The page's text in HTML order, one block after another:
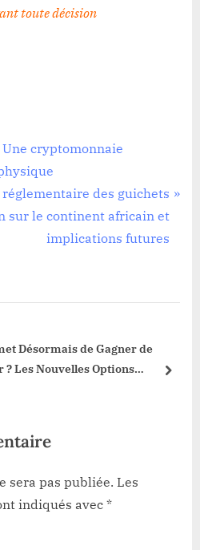
toute décision
Une cryptomonnaie
réglementaire des guichets
sur le continent africain et
implications futures
Désormais de Gagner de
? Les Nouvelles Options
next
sera pas publiée. Les
indiqués avec *